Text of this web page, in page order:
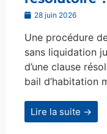
28 juin 2026
Une procédure
sans liquidation
d’une clause
bail d’habitation
Lire la suite →